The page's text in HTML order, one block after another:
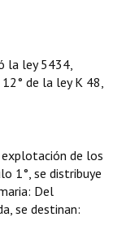
la ley 5434,
de la ley K 48,
de los
1°, se distribuye
Del
se destinan: